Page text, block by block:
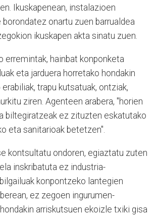
Ikuskapenean, instalazioen
borondatez onartu zuen barrualdea
ikuskapen akta sinatu zuen.
erremintak, hainbat konponketa
eta jarduera horretako hondakin
trapu kutsatuak, ontziak,
ziren. Agenteen arabera, "horien
biltegiratzeak ez zituzten eskatutako
eta sanitarioak betetzen".
kontsultatu ondoren, egiaztatu zuten
inskribatuta ez industria-
konpontzeko lantegien
ez zegoen ingurumen-
arriskutsuen ekoizle txiki gisa